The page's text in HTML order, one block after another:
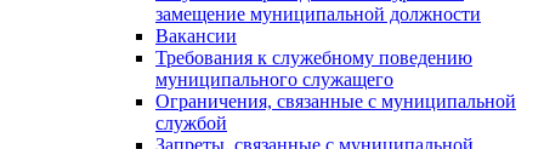
замещение муниципальной должности
Вакансии
Требования к служебному поведению
муниципального служащего
Ограничения, связанные с муниципальной
службой
Запреты, связанные с муниципальной